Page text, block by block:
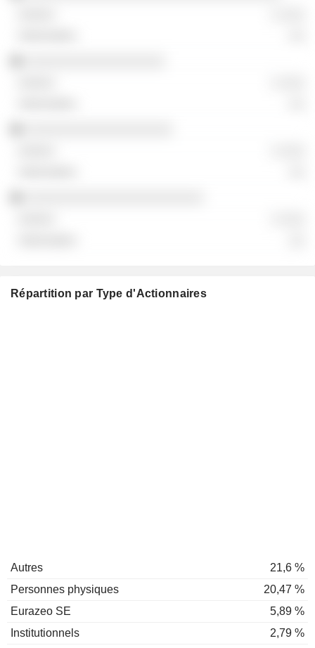
Répartition par Type d'Actionnaires
Autres
21,6 %
Personnes physiques
20,47 %
Eurazeo SE
5,89 %
Institutionnels
2,79 %